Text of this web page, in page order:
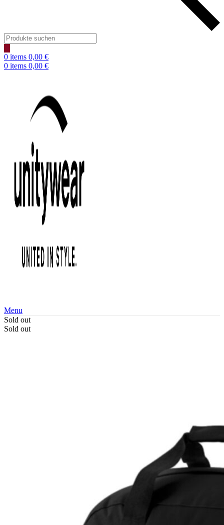
Products
search
0 items 0,00 €
0 items 0,00 €
Menu
Sold out
Sold out